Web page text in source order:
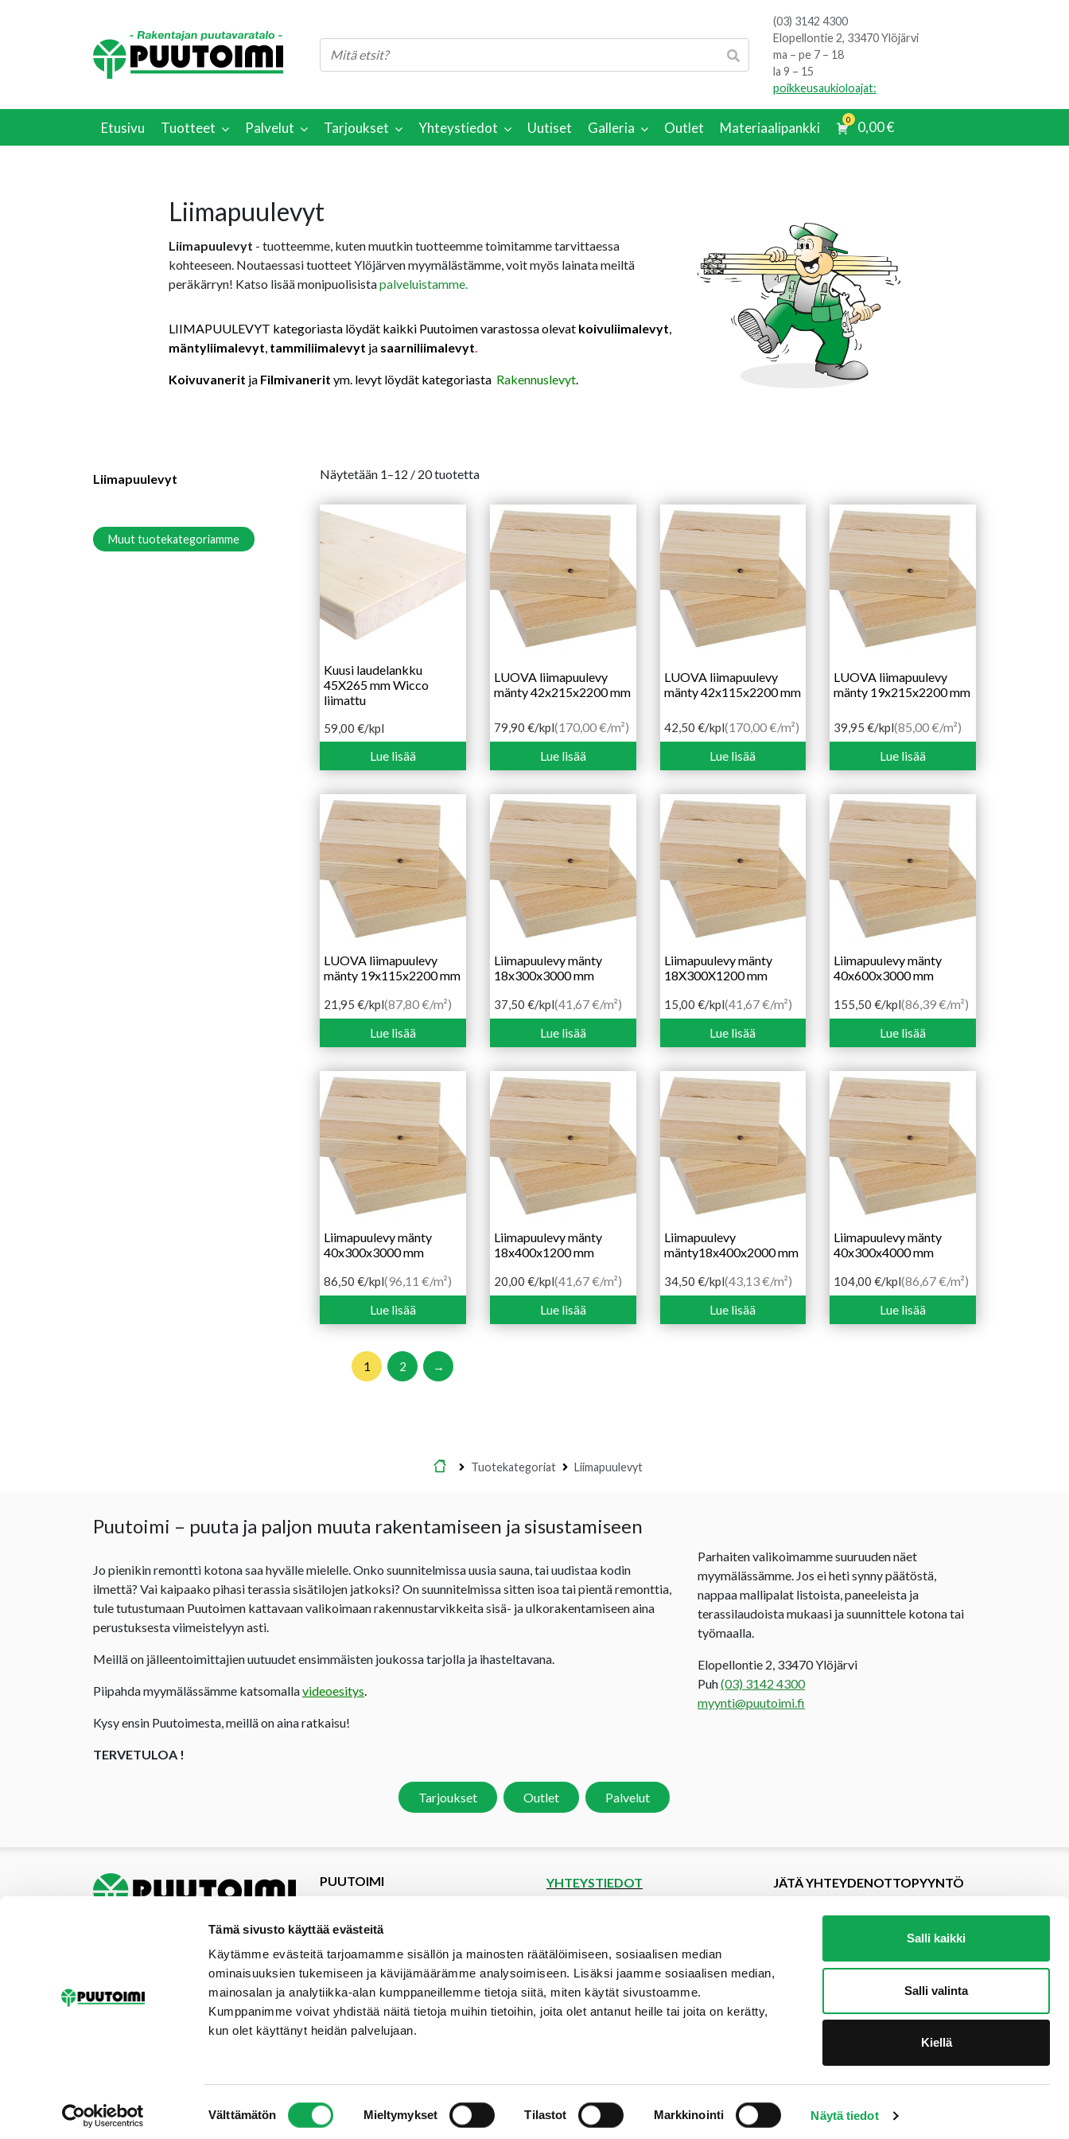
Tämä sivusto käyttää evästeitä
Käytämme evästeitä tarjoamamme sisällön ja mainosten räätälöimiseen, sosiaalisen median
ominaisuuksien tukemiseen ja kävijämäärämme analysoimiseen. Lisäksi jaamme sosiaalisen median,
mainosalan ja analytiikka-alan kumppaneillemme tietoja siitä, miten käytät sivustoamme.
Kumppanimme voivat yhdistää näitä tietoja muihin tietoihin, joita olet antanut heille tai joita on kerätty,
kun olet käyttänyt heidän palvelujaan.
Välttämätön Mieltymykset Tilastot Markkinointi Näytä tiedot
Salli kaikki
Salli valinta
Kiellä
(03) 3142 4300
Elopellontie 2, 33470 Ylöjärvi
ma – pe 7 – 18
la 9 – 15
poikkeusaukioloajat:
Etusivu Tuotteet Palvelut Tarjoukset Yhteystiedot Uutiset Galleria Outlet Materiaalipankki 0 0,00€
Liimapuulevyt
Liimapuulevyt - tuotteemme, kuten muutkin tuotteemme toimitamme tarvittaessa
kohteeseen. Noutaessasi tuotteet Ylöjärven myymälästämme, voit myös lainata meiltä
peräkärryn! Katso lisää monipuolisistapalveluistamme.
LIIMAPUULEVYT kategoriasta löydät kaikki Puutoimen varastossa olevat koivuliimalevyt,
mäntyliimalevyt, tammiliimalevyt ja saarniliimalevyt.
Koivuvanerit ja Filmivanerit ym. levyt löydät kategoriasta Rakennuslevyt.
Liimapuulevyt
Muut tuotekategoriamme
Näytetään 1–12 / 20 tuotetta
Kuusi laudelankku
45X265 mm Wicco
liimattu
59,00 €/kpl
Lue lisää
LUOVA liimapuulevy
mänty 42x215x2200 mm
79,90 €/kpl(170,00 €/m²)
Lue lisää
LUOVA liimapuulevy
mänty 42x115x2200 mm
42,50 €/kpl(170,00 €/m²)
Lue lisää
LUOVA liimapuulevy
mänty 19x215x2200 mm
39,95€/kpl(85,00 €/m²)
Lue lisää
LUOVA liimapuulevy
mänty 19x115x2200 mm
21,95 €/kpl(87,80 €/m²)
Lue lisää
Liimapuulevy mänty
18x300x3000 mm
37,50 €/kpl(41,67 €/m²)
Lue lisää
Liimapuulevy mänty
18X300X1200 mm
15,00 €/kpl(41,67 €/m²)
Lue lisää
Liimapuulevy mänty
40x600x3000 mm
155,50€/kpl(86,39 €/m²)
Lue lisää
Liimapuulevy mänty
40x300x3000 mm
86,50 €/kpl(96,11 €/m²)
Lue lisää
Liimapuulevy mänty
18x400x1200 mm
20,00 €/kpl(41,67 €/m²)
Lue lisää
Liimapuulevy
mänty18x400x2000 mm
34,50 €/kpl(43,13 €/m²)
Lue lisää
Liimapuulevy mänty
40x300x4000 mm
104,00€/kpl(86,67 €/m²)
Lue lisää
1 2 →
Etusivu
Tuotekategoriat Liimapuulevyt
Puutoimi – puuta ja paljon muuta rakentamiseen ja sisustamiseen
Jo pienikin remontti kotona saa hyvälle mielelle. Onko suunnitelmissa uusia sauna, tai uudistaa kodin
ilmettä? Vai kaipaako pihasi terassia sisätilojen jatkoksi? On suunnitelmissa sitten isoa tai pientä remonttia,
tule tutustumaan Puutoimen kattavaan valikoimaan rakennustarvikkeita sisä- ja ulkorakentamiseen aina
perustuksesta viimeistelyyn asti.
Meillä on jälleentoimittajien uutuudet ensimmäisten joukossa tarjolla ja ihasteltavana.
Piipahda myymälässämme katsomallavideoesitys
Kysy ensin Puutoimesta, meillä on aina ratkaisu!
TERVETULOA !
Tarjoukset Outlet Palvelut
Parhaiten valikoimamme suuruuden näet
myymälässämme. Jos ei heti synny päätöstä,
nappaa mallipalat listoista, paneeleista ja
terassilaudoista mukaasi ja suunnittele kotona tai
työmaalla.
Elopellontie 2, 33470 Ylöjärvi
Puh(03) 3142 4300
myynti@puutoimi.fi
PUUTOIMI
Tarjoukset
Yhteystiedot
Materiaalipankki
Palvelut
Uutiset
Galleria
YHTEYSTIEDOT
Puh (03) 3142 4300 (vaihde)
myynti@puutoimi.fi
AVOINNA
JÄTÄ YHTEYDENOTTOPYYNTÖ